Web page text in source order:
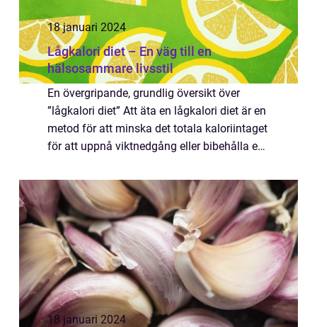
18 januari 2024
Lågkalori diet – En väg till en
hälsosammare livsstil
En övergripande, grundlig översikt över
”lågkalori diet” Att äta en lågkalori diet är en
metod för att minska det totala kaloriintaget
för att uppnå viktnedgång eller bibehålla en
begränsar sitt dagliga ...
18 januari 2024